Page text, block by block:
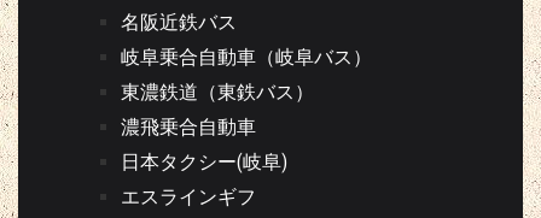
名阪近鉄バス
岐阜乗合自動車（岐阜バス）
東濃鉄道（東鉄バス）
濃飛乗合自動車
日本タクシー(岐阜)
エスラインギフ